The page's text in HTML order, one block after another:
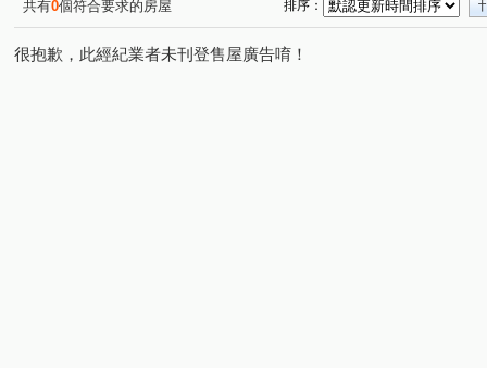
共有0個符合要求的房屋 排序：
很抱歉，此經紀業者未刊登售屋廣告唷！